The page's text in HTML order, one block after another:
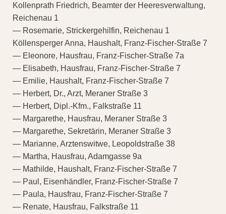
Kollenprath Friedrich, Beamter der Heeresverwaltung,
Reichenau 1
— Rosemarie, Strickergehilfin, Reichenau 1
Köllensperger Anna, Haushalt, Franz-Fischer-Straße 7
— Eleonore, Hausfrau, Franz-Fischer-Straße 7a
— Elisabeth, Hausfrau, Franz-Fischer-Straße 7
— Emilie, Haushalt, Franz-Fischer-Straße 7
— Herbert, Dr., Arzt, Meraner Straße 3
— Herbert, Dipl.-Kfm., Falkstraße 11
— Margarethe, Hausfrau, Meraner Straße 3
— Margarethe, Sekretärin, Meraner Straße 3
— Marianne, Arztenswitwe, Leopoldstraße 38
— Martha, Hausfrau, Adamgasse 9a
— Mathilde, Haushalt, Franz-Fischer-Straße 7
— Paul, Eisenhändler, Franz-Fischer-Straße 7
— Paula, Hausfrau, Franz-Fischer-Straße 7
— Renate, Hausfrau, Falkstraße 11